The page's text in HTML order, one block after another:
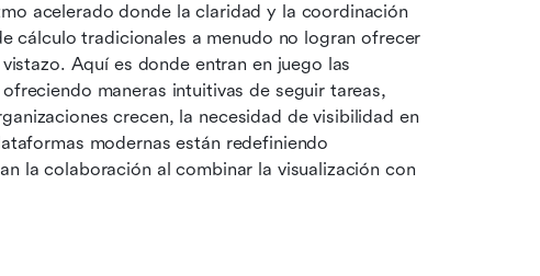
acelerado donde la claridad y la coordinación
cálculo tradicionales a menudo no logran ofrecer
ofreciendo maneras intuitivas de seguir tareas,
crecen, la necesidad de visibilidad en
modernas están redefiniendo
la colaboración al combinar la visualización con